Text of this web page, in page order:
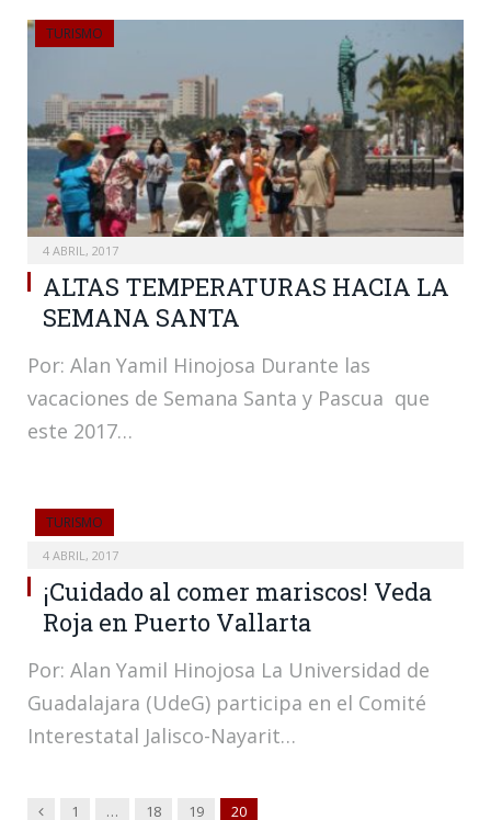
TURISMO
4 ABRIL, 2017
ALTAS TEMPERATURAS HACIA LA
SEMANA SANTA
Por: Alan Yamil Hinojosa Durante las
vacaciones de Semana Santa y Pascua que
este 2017…
TURISMO
4 ABRIL, 2017
¡Cuidado al comer mariscos! Veda
Roja en Puerto Vallarta
Por: Alan Yamil Hinojosa La Universidad de
Guadalajara (UdeG) participa en el Comité
Interestatal Jalisco-Nayarit…
Anterior
1 … 18 19 20